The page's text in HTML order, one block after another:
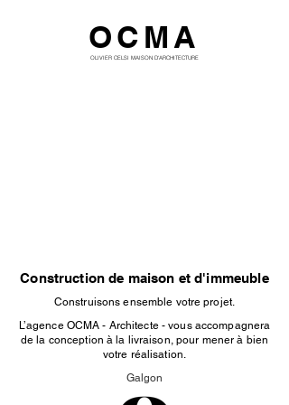
OCMA
OLIVIER CELSI MAISON D'ARCHITECTURE
Construction de maison et d'immeuble
Construisons ensemble votre projet.
L’agence OCMA - Architecte - vous accompagnera
de la conception à la livraison, pour mener à bien
votre réalisation.
Galgon